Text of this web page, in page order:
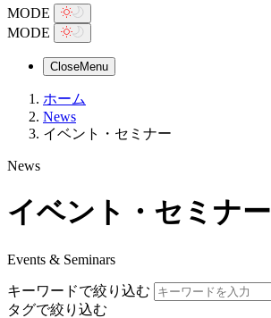
MODE
MODE
CloseMenu
ホーム
News
イベント・セミナー
News
イベント・セミナー
Events & Seminars
キーワードで絞り込む
タグで絞り込む